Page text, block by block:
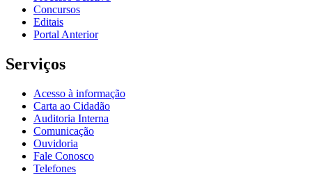
Concursos
Editais
Portal Anterior
Serviços
Acesso à informação
Carta ao Cidadão
Auditoria Interna
Comunicação
Ouvidoria
Fale Conosco
Telefones